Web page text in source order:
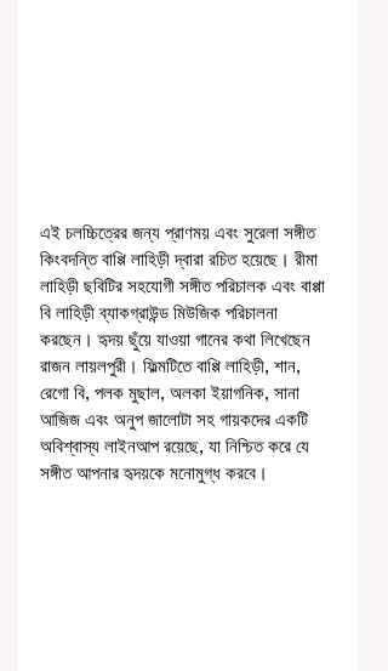
এই চলচ্চিত্রের জন্য প্রাণময় এবং সুরেলা সঙ্গীত
কিংবদন্তি বাপ্পি লাহিড়ী দ্বারা রচিত হয়েছে। রীমা
লাহিড়ী ছবিটির সহযোগী সঙ্গীত পরিচালক এবং বাপ্পা
বি লাহিড়ী ব্যাকগ্রাউন্ড মিউজিক পরিচালনা
করছেন। হৃদয় ছুঁয়ে যাওয়া গানের কথা লিখেছেন
রাজন লায়লপুরী। ফিল্মটিতে বাপ্পি লাহিড়ী, শান,
রেগো বি, পলক মুছাল, অলকা ইয়াগনিক, সানা
আজিজ এবং অনুপ জালোটা সহ গায়কদের একটি
অবিশ্বাস্য লাইনআপ রয়েছে, যা নিশ্চিত করে যে
সঙ্গীত আপনার হৃদয়কে মনোমুগ্ধ করবে।